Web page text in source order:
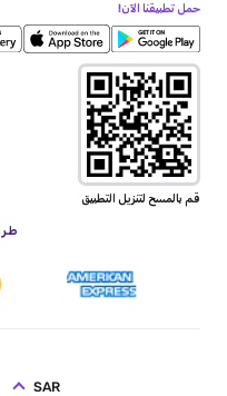
حمل تطبيقنا الآن!
قم بالمسح لتنزيل التطبيق
SAR